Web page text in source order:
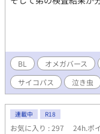
BL オメガバース
サイコパス
泣き虫
連載中 R18
お気に入り : 297 24h.ポ